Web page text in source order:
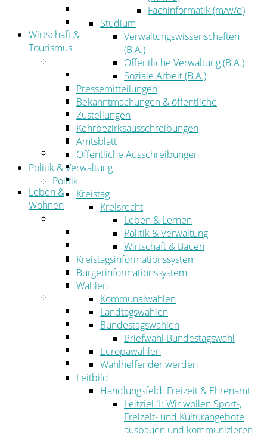
Kommunalaufsicht
Zahlen, Daten, Fakten
Wirtschaft &
Tourismus
Wirtschaftsförderung
Gewerbeflächen und Unternehmen
Arbeitgeberservice
Mobilfunk & Breitband
Straßen- und Radwegebau
Landwirtschaft
Tourismus
Freizeit und Urlaub im Landkreis
Veranstaltungen
Leben &
Wohnen
Migration
Schulen, Bildung, Sport und Kultur
Soziales
Gesundheit
Jugend, Familie und Senioren
Bauen und Planen
Abfall
Umwelt
Ordnung
Fachinformatik (m/w/d)
Studium
Verwaltungswissenschaften
(B.A.)
Öffentliche Verwaltung (B.A.)
Soziale Arbeit (B.A.)
Pressemitteilungen
Bekanntmachungen & öffentliche
Zustellungen
Kehrbezirksausschreibungen
Amtsblatt
Öffentliche Ausschreibungen
Politik & Verwaltung
Politik
Kreistag
Kreisrecht
Leben & Lernen
Politik & Verwaltung
Wirtschaft & Bauen
Kreistagsinformationssystem
Bürgerinformationssystem
Wahlen
Kommunalwahlen
Landtagswahlen
Bundestagswahlen
Briefwahl Bundestagswahl
Europawahlen
Wahlhelfender werden
Leitbild
Handlungsfeld: Freizeit & Ehrenamt
Leitziel 1: Wir wollen Sport-,
Freizeit- und Kulturangebote
ausbauen und kommunizieren